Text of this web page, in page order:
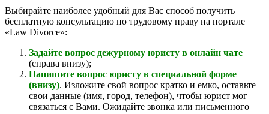
Выбирайте наиболее удобный для Вас способ получить
бесплатную консультацию по трудовому праву на портале
«Law Divorce»:
Задайте вопрос дежурному юристу в онлайн чате
(справа внизу);
Напишите вопрос юристу в специальной форме
(внизу). Изложите свой вопрос кратко и емко, оставьте
свои данные (имя, город, телефон), чтобы юрист мог
связаться с Вами. Ожидайте звонка или письменного